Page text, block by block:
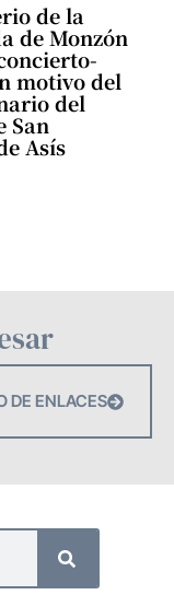
de la
de Monzón
motivo del
del
San
Asís
DE ENLACES